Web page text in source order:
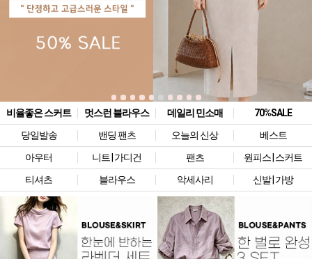
비율좋은 스커트 멋스런 블라우스 데일리 민소매
70%SALE
당일발송
밴딩 팬츠 오늘의 신상
베스트
아우터
니트 | 가디건 팬츠
원피스 | 스커트
티셔츠
블라우스 악세사리 신발 | 가방